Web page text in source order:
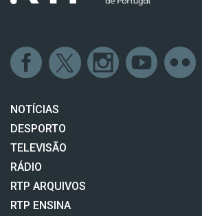
NOTÍCIAS
DESPORTO
TELEVISÃO
RÁDIO
RTP ARQUIVOS
RTP ENSINA